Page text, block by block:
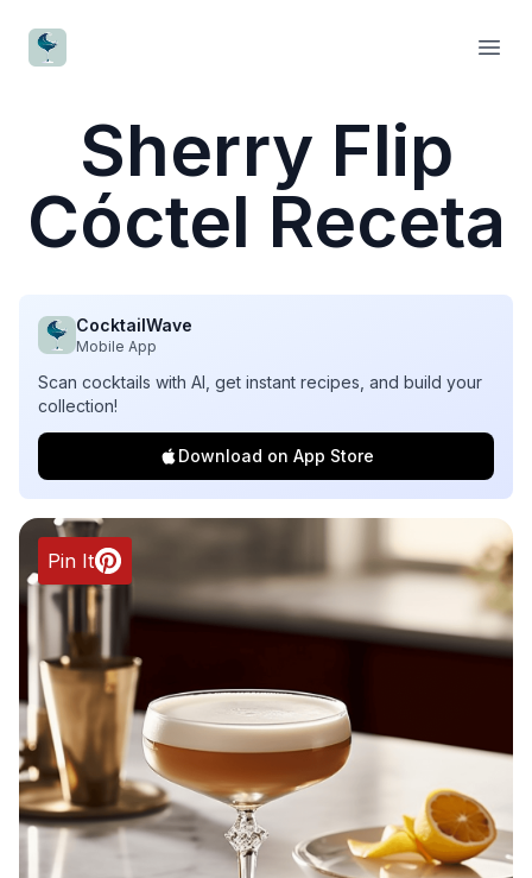
CocktailWave
Sherry Flip
Cóctel Receta
CocktailWave
Mobile App
Scan cocktails with AI, get instant recipes, and build your
collection!
Download on App Store
Pin It